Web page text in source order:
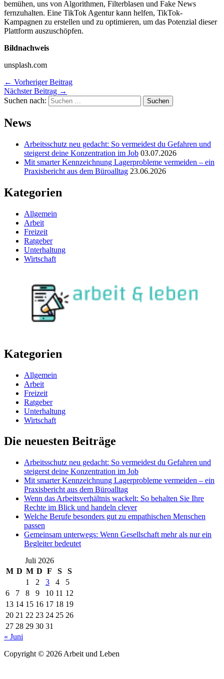
bemühen, uns von Algorithmen, Filterblasen und Fake News
fernzuhalten. Eine TikTok Agentur kann helfen, TikTok-
Kampagnen zu erstellen und zu optimieren, um das Potenzial dieser
Plattform auszuschöpfen.
Bildnachweis
unsplash.com
← Vorheriger Beitrag
Nächster Beitrag →
Suchen nach:
News
Arbeitsschutz neu gedacht: So vermeidest du Gefahren und
steigerst deine Konzentration im Job 03.07.2026
Mit smarter Kennzeichnung Lagerprobleme vermeiden – ein
Praxisbericht aus dem Büroalltag 23.06.2026
Kategorien
Allgemein
Arbeit
Freizeit
Ratgeber
Unterhaltung
Wirtschaft
Kategorien
Allgemein
Arbeit
Freizeit
Ratgeber
Unterhaltung
Wirtschaft
Die neuesten Beiträge
Arbeitsschutz neu gedacht: So vermeidest du Gefahren und
steigerst deine Konzentration im Job
Mit smarter Kennzeichnung Lagerprobleme vermeiden – ein
Praxisbericht aus dem Büroalltag
Wenn das Arbeitsverhältnis wackelt: So behalten Sie Ihre
Rechte im Blick und handeln clever
Welche Berufe besonders gut zu empathischen Menschen
passen
Gemeinsam unterwegs: Wenn Gesellschaft mehr als nur ein
Begleiter bedeutet
Juli 2026
M D M D F S
S
1
2 3 4
5
6
7 8 9 10 11 12
13 14 15 16 17 18 19
20 21 22 23 24 25 26
27 28 29 30 31
« Juni
Copyright © 2026 Arbeit und Leben